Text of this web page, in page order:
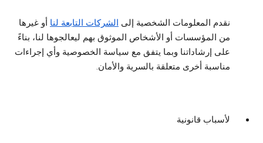
نقدم المعلومات الشخصية إلى الشركات التابعة لنا أو غيرها
من المؤسسات أو الأشخاص الموثوق بهم ليعالجوها لنا، بناءً
على إرشاداتنا وبما يتفق مع سياسة الخصوصية وأي إجراءات
مناسبة أخرى متعلقة بالسرية والأمان.
لأسباب قانونية